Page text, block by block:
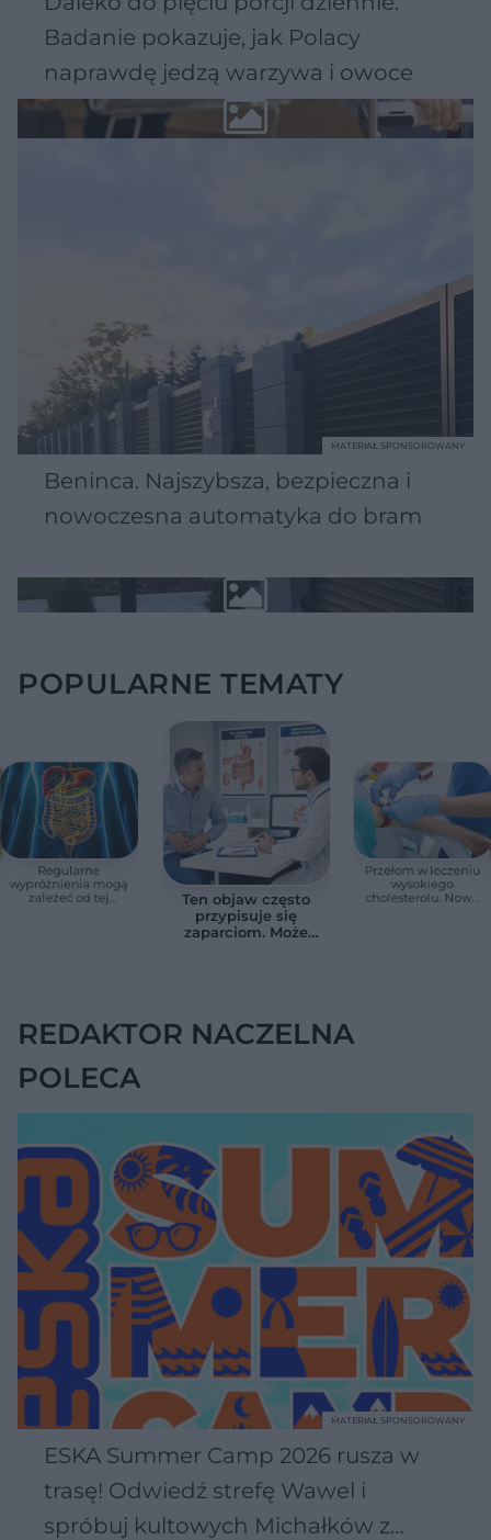
Badanie pokazuje, jak Polacy
naprawdę jedzą warzywa i owoce
Beninca. Najszybsza, bezpieczna i
nowoczesna automatyka do bram
MATERIAŁ SPONSOROWANY
POPULARNE TEMATY
Regularne
wypróżnienia mogą
zależeć od tej
Ten objaw często
przypisuje się
zaparciom. Może
Przełom w leczeniu
wysokiego
cholesterolu. Nowa
REDAKTOR NACZELNA
POLECA
ESKA Summer Camp 2026 rusza w
trasę! Odwiedź strefę Wawel i
spróbuj kultowych Michałków z
MATERIAŁ SPONSOROWANY